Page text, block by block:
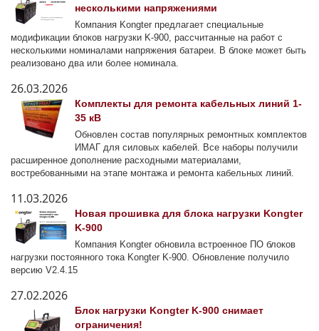
несколькими напряжениями
Компания Kongter предлагает специальные
модификации блоков нагрузки K-900, рассчитанные на работ с
несколькими номиналами напряжения батареи. В блоке может быть
реализовано два или более номинала.
26.03.2026
Комплекты для ремонта кабельных линий 1-
35 кВ
Обновлен состав популярных ремонтных комплектов
ИМАГ для силовых кабелей. Все наборы получили
расширенное дополнение расходными материалами,
востребованными на этапе монтажа и ремонта кабельных линий.
11.03.2026
Новая прошивка для блока нагрузки Kongter
K-900
Компания Kongter обновила встроенное ПО блоков
нагрузки постоянного тока Kongter K-900. Обновление получило
версию V2.4.15
27.02.2026
Блок нагрузки Kongter K-900 снимает
ограничения!